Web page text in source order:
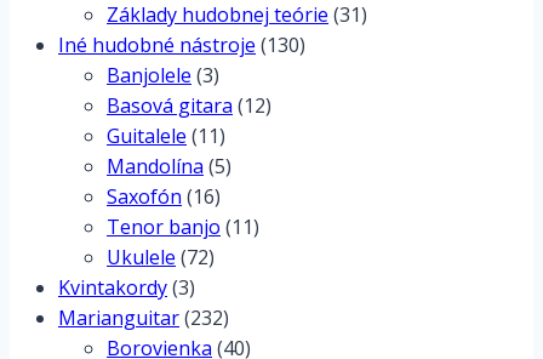
Základy hudobnej teórie (31)
Iné hudobné nástroje (130)
Banjolele (3)
Basová gitara (12)
Guitalele (11)
Mandolína (5)
Saxofón (16)
Tenor banjo (11)
Ukulele (72)
Kvintakordy(3)
Marianguitar(232)
Borovienka (40)